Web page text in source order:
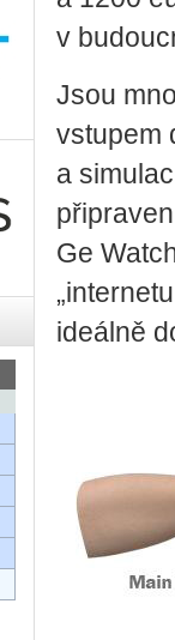
v
Jsou
vstupem
a
Ge
ideálně